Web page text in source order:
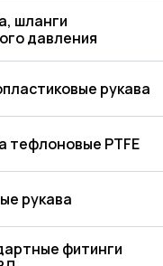
газа, газовой
обработка
пар
шланги
давления
рукава
тефлоновые PTFE
рукава
фитинги